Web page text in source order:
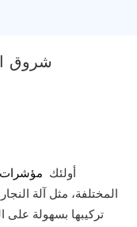
شروق
أولئك
المختلفة، مثل آلة
تركيبها بسهولة على